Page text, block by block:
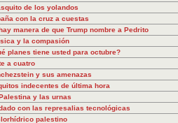
de los yolandos
con la cruz a cuestas
manera de que Trump nombre a Pedrito
y la compasión
planes tiene usted para octubre?
a cuatro
y sus amenazas
indecentes de última hora
y las urnas
con las represalias tecnológicas
palestino